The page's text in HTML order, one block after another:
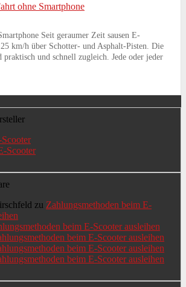
Seit geraumer Zeit sausen E-
km/h über Schotter- und Asphalt-Pisten. Die
und schnell zugleich. Jede oder jeder
Scooter
zu Zahlungsmethoden beim E-
beim E-Scooter ausleihen
beim E-Scooter ausleihen
beim E-Scooter ausleihen
beim E-Scooter ausleihen